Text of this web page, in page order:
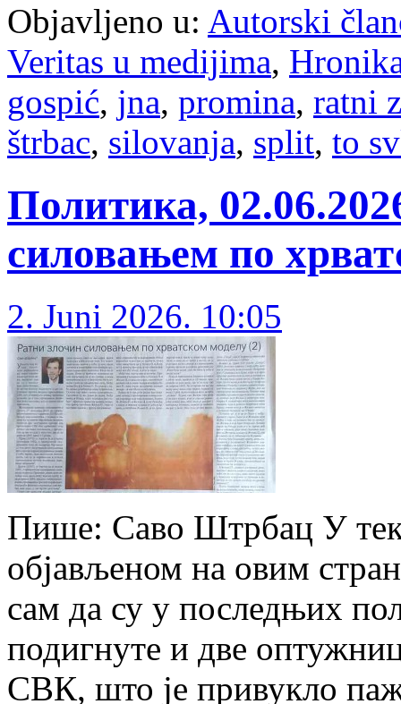
Objavljeno u: Autorski
Veritas u medijima,
gospić, jna, promina, ratni
štrbac, silovanja, split, to
Политика,
силовањем по
2. Juni 2026. 10:05
Пише: Саво Штрбац У
објављеном на овим
сам да су у последњих
подигнуте и две
СВК, што је привукло